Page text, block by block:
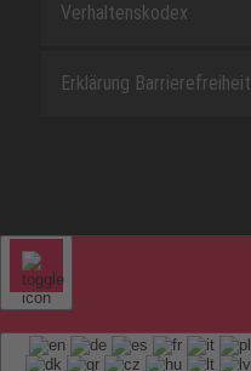
Verhaltenskodex
Erklärung Barrierefreiheit